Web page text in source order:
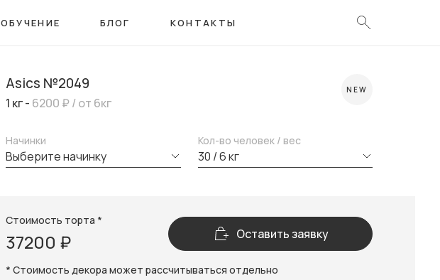
ОБУЧЕНИЕ БЛОГ КОНТАКТЫ
Asics №2049
1 кг - 6200 ₽ / от 6кг
NEW
Начинки
выберите начинку
Кол-во человек / вес
30 / 6 кг
Стоимость торта *
37200 ₽ Оставить заявку
* Стоимость декора может рассчитываться отдельно